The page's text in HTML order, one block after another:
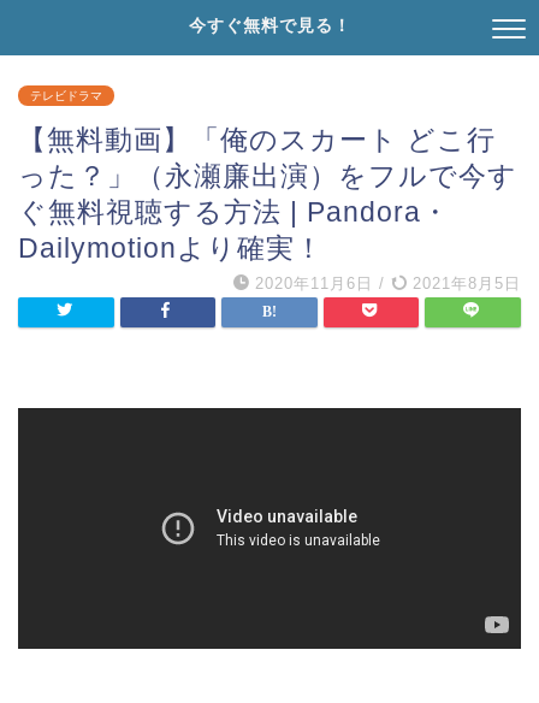
今すぐ無料で見る！
テレビドラマ
【無料動画】「俺のスカート どこ行
った？」（永瀬廉出演）をフルで今す
ぐ無料視聴する方法 | Pandora・
Dailymotionより確実！
2020年11月6日 / 2021年8月5日